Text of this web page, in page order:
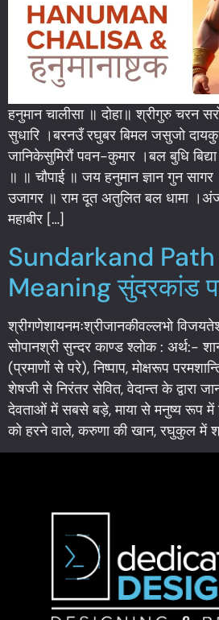
हनुमान चालीसा ॥ दोहा॥ श्रीगुरु चरन
सुधारि ।बरनउँ रघुबर बिमल जसुजो दायकु
जानिकेसुमिरौं पवन-कुमार ।बल बुधि
॥ ॥ चौपाई ॥ जय हनुमान ज्ञान गुन
उजागर ॥ राम दूत अतुलित बल धामा
महाबीर […]
Sundarkand
Meaning सुंदरकांड
श्रीगणेशायनमःश्रीजानकीवल्लभो
सोपानश्री सुन्दर काण्ड श्लोक : अर्थ:-
(प्रमाणों से परे), निष्पाप, मोक्षरूप
शेषजी से निरंतर सेवित, वेदान्त के द्वारा
देवताओं में सबसे बड़े, माया से मनुष्य रूप में
को हरने वाले, करुणा की खान, रघुकुल में